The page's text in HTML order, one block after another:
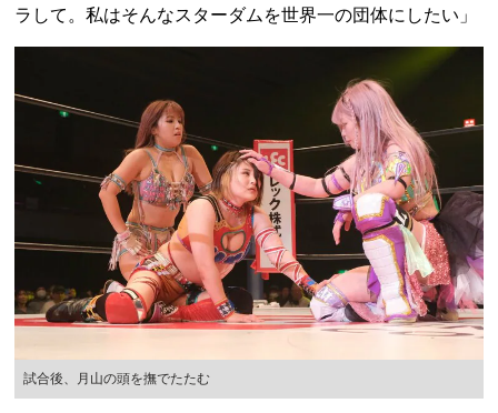
ラして。私はそんなスターダムを世界一の団体にしたい」
試合後、月山の頭を撫でたたむ